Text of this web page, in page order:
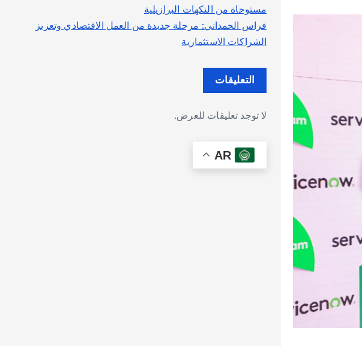
مستوحاة من النكهات البرازيلية
فراس الحمداني: مرحلة جديدة من العمل الاقتصادي وتعزيز
الشراكات الاستثمارية
التعليقات
لا توجد تعليقات للعرض.
AR